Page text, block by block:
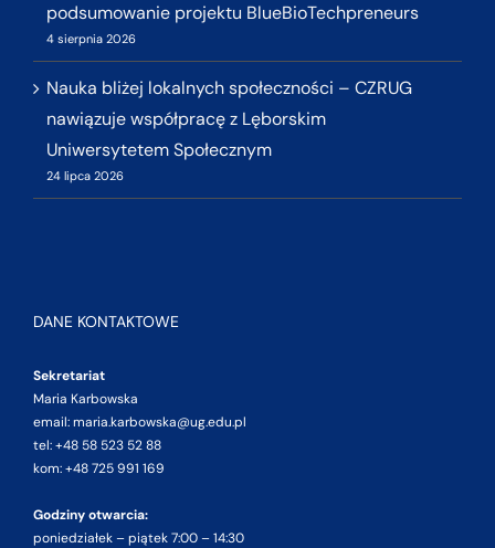
podsumowanie projektu BlueBioTechpreneurs
4 sierpnia 2026
Nauka bliżej lokalnych społeczności – CZRUG
nawiązuje współpracę z Lęborskim
Uniwersytetem Społecznym
24 lipca 2026
DANE KONTAKTOWE
Sekretariat
Maria Karbowska
email: maria.karbowska@ug.edu.pl
tel: +48 58 523 52 88
kom: +48 725 991 169
Godziny otwarcia:
poniedziałek – piątek 7:00 – 14:30